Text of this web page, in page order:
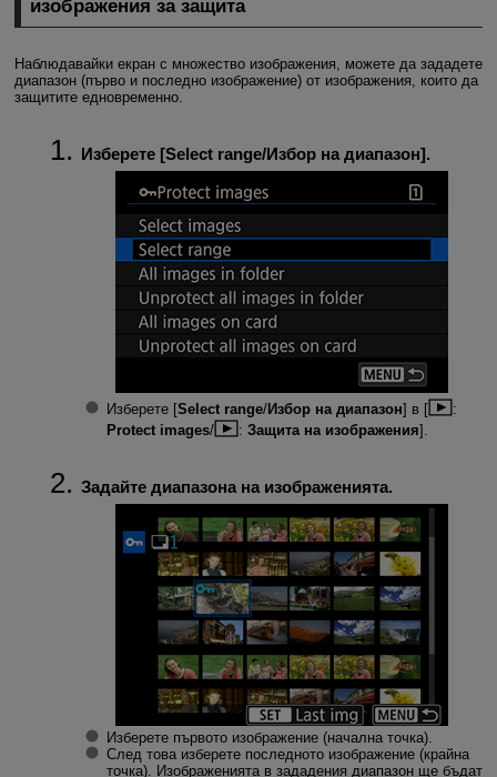
изображения за защита
Наблюдавайки екран с множество изображения, можете да зададете
диапазон (първо и последно изображение) от изображения, които да
защитите едновременно.
Изберете [Select range/Избор на диапазон].
Изберете [Select range/Избор на диапазон] в [
:
Protect images/ : Защита на изображения].
Задайте диапазона на изображенията.
Изберете първото изображение (начална точка).
След това изберете последното изображение (крайна
точка). Изображенията в зададения диапазон ще бъдат